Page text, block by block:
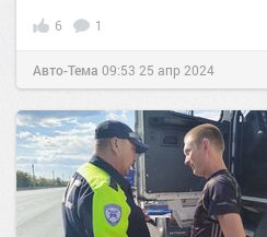
6 1
Авто-Тема 09:53 25 апр 2024